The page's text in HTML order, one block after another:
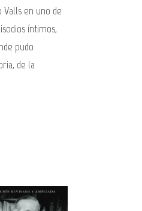
en uno de
íntimos,
pudo
de la